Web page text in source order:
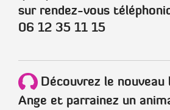
sur rendez-vous
06 12 35 11 15
Découvrez le
Ange et parrainez un